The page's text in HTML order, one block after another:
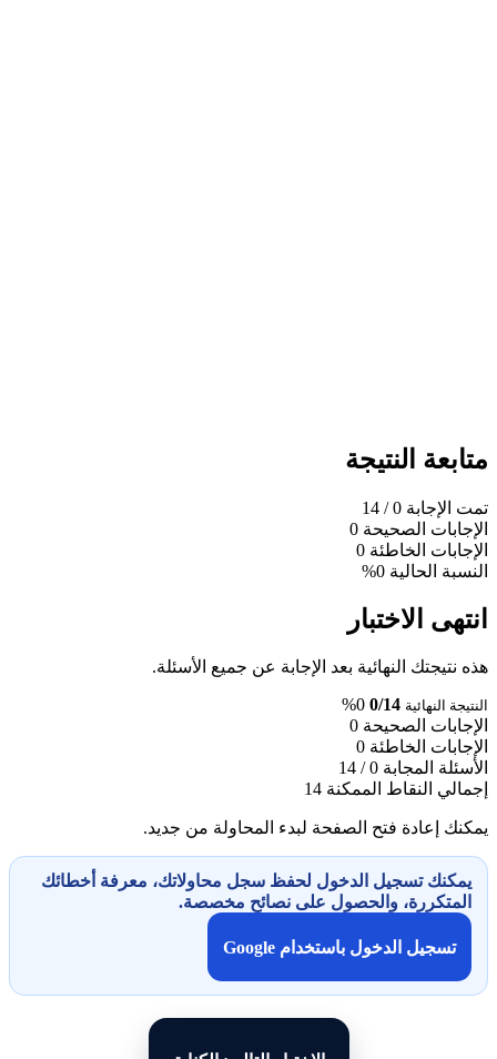
متابعة النتيجة
تمت الإجابة 0
/ 14
الإجابات الصحيحة 0
الإجابات الخاطئة 0
النسبة الحالية 0%
انتهى الاختبار
هذه نتيجتك النهائية بعد الإجابة عن جميع الأسئلة.
النتيجة النهائية 0/14
0%
الإجابات الصحيحة 0
الإجابات الخاطئة 0
الأسئلة المجابة 0 / 14
إجمالي النقاط الممكنة 14
يمكنك إعادة فتح الصفحة لبدء المحاولة من جديد.
يمكنك تسجيل الدخول لحفظ سجل محاولاتك، معرفة أخطائك
المتكررة، والحصول على نصائح مخصصة.
تسجيل الدخول باستخدام Google